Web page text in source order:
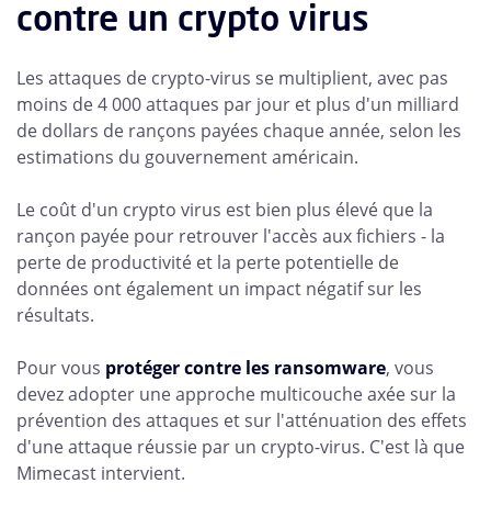
contre un crypto virus
Les attaques de crypto-virus se multiplient, avec pas
moins de 4 000 attaques par jour et plus d'un milliard
de dollars de rançons payées chaque année, selon les
estimations du gouvernement américain.
Le coût d'un crypto virus est bien plus élevé que la
rançon payée pour retrouver l'accès aux fichiers - la
perte de productivité et la perte potentielle de
données ont également un impact négatif sur les
résultats.
Pour vous protéger contre les ransomware, vous
devez adopter une approche multicouche axée sur la
prévention des attaques et sur l'atténuation des effets
d'une attaque réussie par un crypto-virus. C'est là que
Mimecast intervient.